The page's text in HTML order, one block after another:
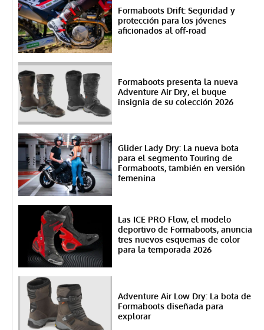
Formaboots Drift: Seguridad y
protección para los jóvenes
aficionados al off-road
Formaboots presenta la nueva
Adventure Air Dry, el buque
insignia de su colección 2026
Glider Lady Dry: La nueva bota
para el segmento Touring de
Formaboots, también en versión
femenina
Las ICE PRO Flow, el modelo
deportivo de Formaboots, anuncia
tres nuevos esquemas de color
para la temporada 2026
Adventure Air Low Dry: La bota de
Formaboots diseñada para
explorar